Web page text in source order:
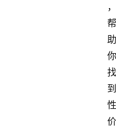
，
帮
助
你
找
到
性
价